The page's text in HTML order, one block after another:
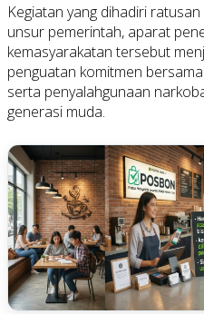
Kegiatan yang dihadiri
unsur pemerintah, aparat
kemasyarakatan tersebut
penguatan komitmen
serta penyalahgunaan
generasi muda.